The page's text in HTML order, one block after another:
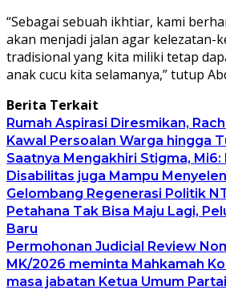
“Sebagai sebuah ikhtiar, kami
akan menjadi jalan agar kelezatan-
tradisional yang kita miliki tetap
anak cucu kita selamanya,” tutup
Berita Terkait
Rumah Aspirasi Diresmikan,
Kawal Persoalan Warga hingga
Saatnya Mengakhiri Stigma, Mi6:
Disabilitas juga Mampu
Gelombang Regenerasi Politik
Petahana Tak Bisa Maju Lagi,
Baru
Permohonan Judicial Review
MK/2026 meminta Mahkamah
masa jabatan Ketua Umum